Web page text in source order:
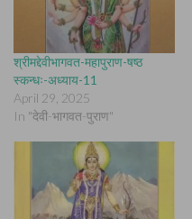
श्रीमद्देवीभागवत-महापुराण-षष्ठ
स्कन्धः-अध्याय-11
April 29, 2025
In "देवी-भागवत-पुराण"